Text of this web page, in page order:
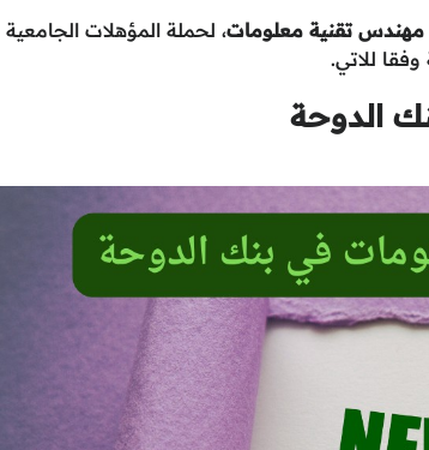
تقنية معلومات، لحملة المؤهلات
للاتي.
الدوحة